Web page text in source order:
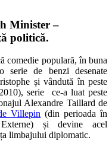
Minister –
politică.
comedie populară, în buna
serie de benzi desenate
și vândută în peste
serie ce-a luat peste
Alexandre Taillard de
Villepin (din perioada în
și devine acel
limbajului diplomatic.